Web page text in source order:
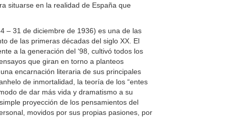
situarse en la realidad de España que
– 31 de diciembre de 1936) es una de las
de las primeras décadas del siglo XX. El
a la generación del ‘98, cultivó todos los
que giran en torno a planteos
encarnación literaria de sus principales
de inmortalidad, la teoría de los “entes
de dar más vida y dramatismo a su
proyección de los pensamientos del
movidos por sus propias pasiones, por